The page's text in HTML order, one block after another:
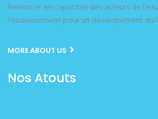
Renforcer les capacités des acteurs de
l'assainissement pour un developement
MORE ABOUT US
Nos Atouts